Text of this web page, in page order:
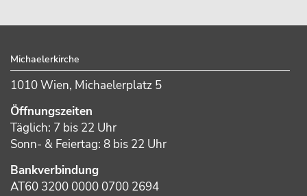
Michaelerkirche
1010 Wien, Michaelerplatz 5
Öffnungszeiten
Täglich: 7 bis 22 Uhr
Sonn- & Feiertag: 8 bis 22 Uhr
Bankverbindung
AT60 3200 0000 0700 2694